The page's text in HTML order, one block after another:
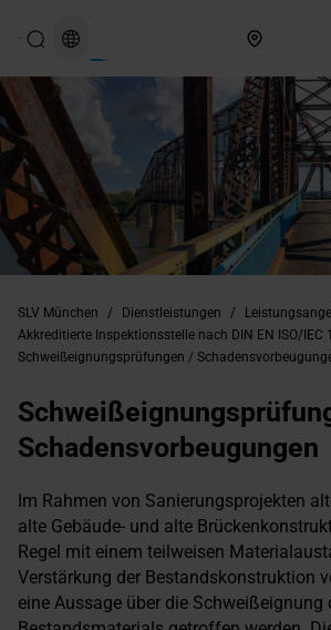
SLV München / Dienstleistungen /
Akkreditierte Inspektionsstelle nach DIN EN ISO/IEC
Schweißeignungsprüfungen /
Schadensvorbeugungen
Im Rahmen von Sanierungsprojekten
alte Gebäude- und alte
Regel mit einem teilweisen
Verstärkung der Bestandskonstruktion
eine Aussage über die Schweißeignung